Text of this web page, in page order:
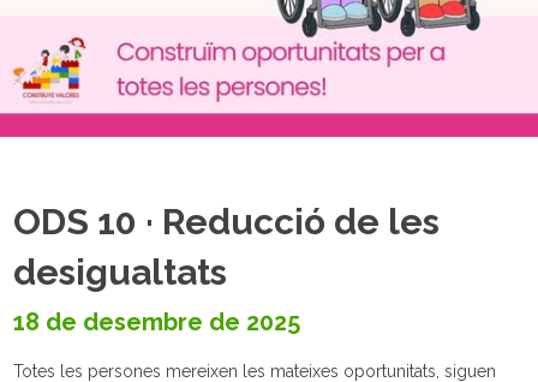
ODS 10 · Reducció de les
desigualtats
18 de desembre de 2025
Totes les persones mereixen les mateixes oportunitats, siguen